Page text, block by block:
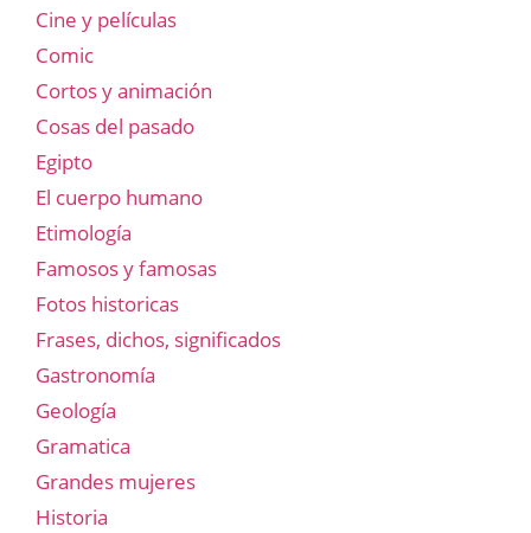
Cine y películas
Comic
Cortos y animación
Cosas del pasado
Egipto
El cuerpo humano
Etimología
Famosos y famosas
Fotos historicas
Frases, dichos, significados
Gastronomía
Geología
Gramatica
Grandes mujeres
Historia